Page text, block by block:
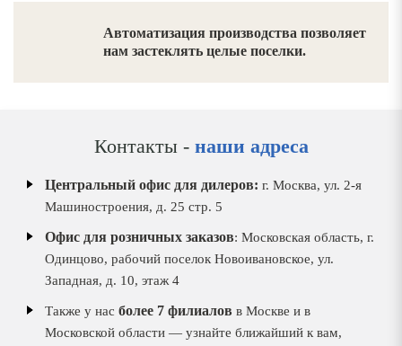
Автоматизация производства позволяет
нам застеклять целые поселки.
Контакты - наши адреса
Центральный офис для дилеров: г. Москва, ул. 2-я
Машиностроения, д. 25 стр. 5
Офис для розничных заказов: Московская область, г.
Одинцово, рабочий поселок Новоивановское, ул.
Западная, д. 10, этаж 4
Также у нас более 7 филиалов в Москве и в
Московской области — узнайте ближайший к вам,